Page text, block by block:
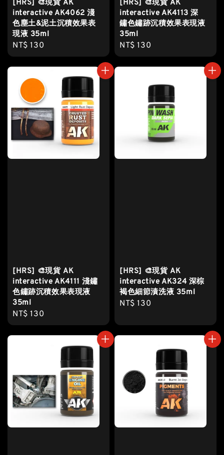
[HRS] 🎨現貨 AK
interactive AK4062 淺
色塵土&泥土沉積效果表
現液 35ml
Regular
price
NT$ 130
[HRS] 🎨現貨 AK
interactive AK4113 深
鏽色鏽跡沉積效果表現液
35ml
Regular
price
NT$ 130
[HRS] 🎨現貨 AK
interactive AK4111 淺鏽
色鏽跡沉積效果表現液
35ml
Regular
price
NT$ 130
[HRS] 🎨現貨 AK
interactive AK324 深棕
褐色細節漬洗液 35ml
Regular
NT$ 130